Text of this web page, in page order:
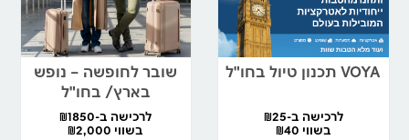
VOYA תכנון טיול בחו"ל
לרכישה ב-₪25
בשווי ₪40
שובר לחופשה – נופש
בארץ/ בחו"ל
לרכישה ב-₪1850
בשווי ₪2,000